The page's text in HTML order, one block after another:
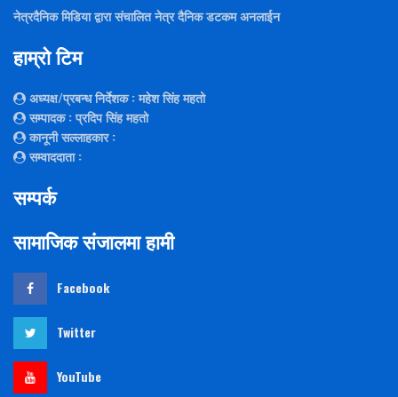
नेत्रदैनिक मिडिया द्वारा संचालित नेत्र दैनिक डटकम अनलाईन
हाम्रो टिम
अध्यक्ष/प्रबन्ध निर्देशक: महेश सिंह महतो
सम्पादक: प्रदिप सिंह महतो
कानूनी सल्लाहकार:
सम्वाददाता:
सम्पर्क
सामाजिक संजालमा हामी
Facebook
Twitter
YouTube